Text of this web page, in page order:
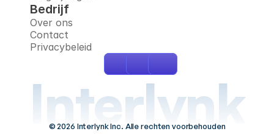
Bedrijf
Over ons
Contact
Privacybeleid
Interlynk
© 2026 Interlynk Inc. Alle rechten voorbehouden